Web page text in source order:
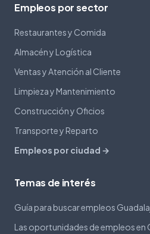
Empleos por sector
Restaurantes y Comida
Almacén y Logística
Ventas y Atención al Cliente
Limpieza y Mantenimiento
Construcción y Oficios
Transporte y Reparto
Empleos por ciudad →
Temas de interés
Guía para buscar empleos
Las oportunidades de empleos en